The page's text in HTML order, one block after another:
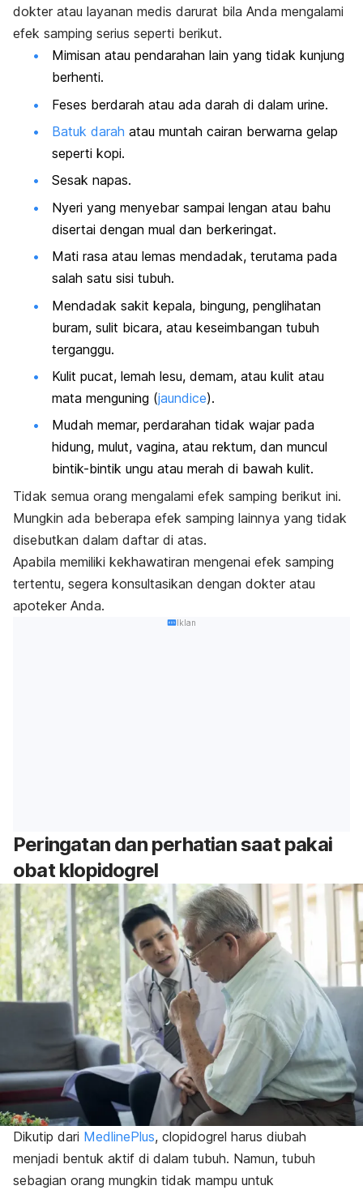
dokter atau layanan medis darurat bila Anda mengalami
efek samping serius seperti berikut.
Mimisan atau pendarahan lain yang tidak kunjung
berhenti.
Feses berdarah atau ada darah di dalam urine.
Batuk darah atau muntah cairan berwarna gelap
seperti kopi.
Sesak napas.
Nyeri yang menyebar sampai lengan atau bahu
disertai dengan mual dan berkeringat.
Mati rasa atau lemas mendadak, terutama pada
salah satu sisi tubuh.
Mendadak sakit kepala, bingung, penglihatan
buram, sulit bicara, atau keseimbangan tubuh
terganggu.
Kulit pucat, lemah lesu, demam, atau kulit atau
mata menguning (jaundice).
Mudah memar, perdarahan tidak wajar pada
hidung, mulut, vagina, atau rektum, dan muncul
bintik-bintik ungu atau merah di bawah kulit.
Tidak semua orang mengalami efek samping berikut ini.
Mungkin ada beberapa efek samping lainnya yang tidak
disebutkan dalam daftar di atas.
Apabila memiliki kekhawatiran mengenai efek samping
tertentu, segera konsultasikan dengan dokter atau
apoteker Anda.
Iklan
Peringatan dan perhatian saat pakai
obat klopidogrel
Dikutip dari MedlinePlus, clopidogrel harus diubah
menjadi bentuk aktif di dalam tubuh. Namun, tubuh
sebagian orang mungkin tidak mampu untuk